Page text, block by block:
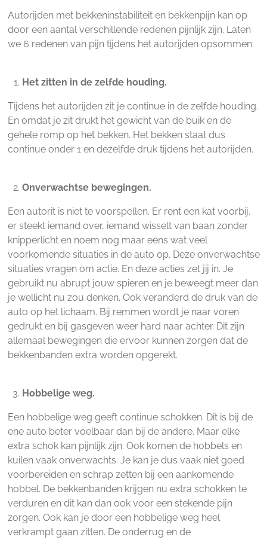
Autorijden met bekkeninstabiliteit en bekkenpijn kan op
door een aantal verschillende redenen pijnlijk zijn. Laten
we 6 redenen van pijn tijdens het autorijden opsommen:
Het zitten in de zelfde houding.
Tijdens het autorijden zit je continue in de zelfde houding.
En omdat je zit drukt het gewicht van de buik en de
gehele romp op het bekken. Het bekken staat dus
continue onder 1 en dezelfde druk tijdens het autorijden.
Onverwachtse bewegingen.
Een autorit is niet te voorspellen. Er rent een kat voorbij,
er steekt iemand over, iemand wisselt van baan zonder
knipperlicht en noem nog maar eens wat veel
voorkomende situaties in de auto op. Deze onverwachtse
situaties vragen om actie. En deze acties zet jij in. Je
gebruikt nu abrupt jouw spieren en je beweegt meer dan
je wellicht nu zou denken. Ook veranderd de druk van de
auto op het lichaam. Bij remmen wordt je naar voren
gedrukt en bij gasgeven weer hard naar achter. Dit zijn
allemaal bewegingen die ervoor kunnen zorgen dat de
bekkenbanden extra worden opgerekt.
Hobbelige weg.
Een hobbelige weg geeft continue schokken. Dit is bij de
ene auto beter voelbaar dan bij de andere. Maar elke
extra schok kan pijnlijk zijn. Ook komen de hobbels en
kuilen vaak onverwachts. Je kan je dus vaak niet goed
voorbereiden en schrap zetten bij een aankomende
hobbel. De bekkenbanden krijgen nu extra schokken te
verduren en dit kan dan ook voor een stekende pijn
zorgen. Ook kan je door een hobbelige weg heel
verkrampt gaan zitten. De onderrug en de